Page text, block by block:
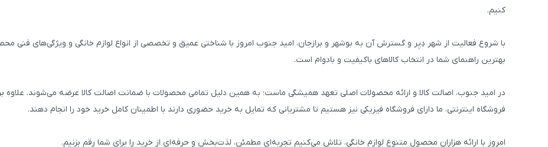
کنیم.
با شروع فعالیت از شهر دِیِر و گسترش آن به بوشهر و برازجان، امید جنوب امروز با شناختی عمیق و تخصصی از انواع لوازم خانگی و ویژگی‌های فنی
بهترین راهنمای شما در انتخاب کالاهای باکیفیت و بادوام است.
در امید جنوب، اصالت کالا و ارائه محصولات اصلی تعهد همیشگی ماست؛ به همین دلیل تمامی محصولات با ضمانت اصالت کالا عرضه می‌شوند. علاوه
فروشگاه اینترنتی، ما دارای فروشگاه فیزیکی نیز هستیم تا مشتریانی که تمایل به خرید حضوری دارند با اطمینان کامل خرید خود را انجام دهند.
امروز با ارائه هزاران محصول متنوع لوازم خانگی، تلاش می‌کنیم تجربه‌ای مطمئن، لذت‌بخش و حرفه‌ای از خرید را برای شما رقم بزنیم.